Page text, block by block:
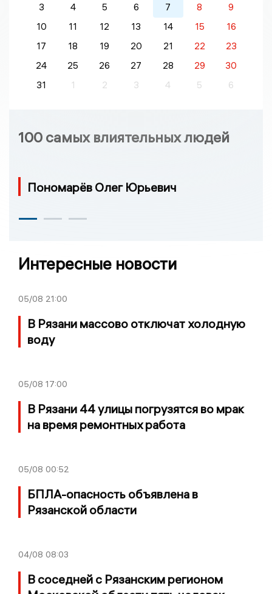
3
4 5 6 7 8
9
10
11 12 13 14 15
16
17
18 19 20 21 22
23
24
25 26 27 28 29
30
31
1 2 3 4 5 6
100 самых влиятельных людей
Пономарёв Олег Юрьевич
Интересные новости
05/08 21:00
В Рязани массово отключат холодную
воду
05/08 17:00
В Рязани 44 улицы погрузятся во мрак
на время ремонтных работа
05/08 00:52
БПЛА-опасность объявлена в
Рязанской области
04/08 08:03
В соседней с Рязанским регионом